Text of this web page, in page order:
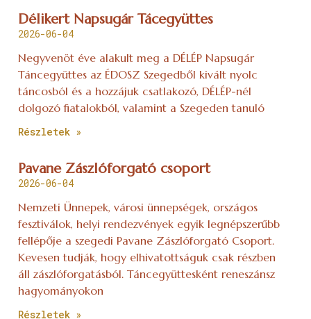
Délikert Napsugár Tácegyüttes
2026-06-04
Negyvenöt éve alakult meg a DÉLÉP Napsugár
Táncegyüttes az ÉDOSZ Szegedből kivált nyolc
táncosból és a hozzájuk csatlakozó, DÉLÉP-nél
dolgozó fiatalokból, valamint a Szegeden tanuló
Részletek »
Pavane Zászlóforgató csoport
2026-06-04
Nemzeti Ünnepek, városi ünnepségek, országos
fesztiválok, helyi rendezvények egyik legnépszerűbb
fellépője a szegedi Pavane Zászlóforgató Csoport.
Kevesen tudják, hogy elhivatottságuk csak részben
áll zászlóforgatásból. Táncegyüttesként reneszánsz
hagyományokon
Részletek »